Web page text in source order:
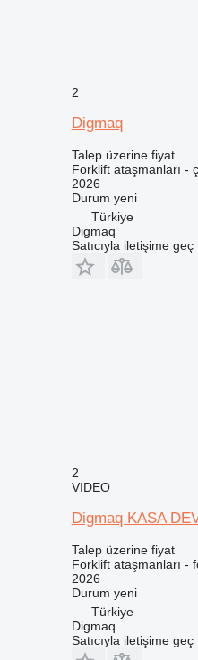
2
Digmaq
Talep üzerine fiyat
Forklift ataşmanları -
2026
Durum yeni
Türkiye
Digmaq
Satıcıyla iletişime geç
2
VIDEO
Digmaq KASA
Talep üzerine fiyat
Forklift ataşmanları -
2026
Durum yeni
Türkiye
Digmaq
Satıcıyla iletişime geç